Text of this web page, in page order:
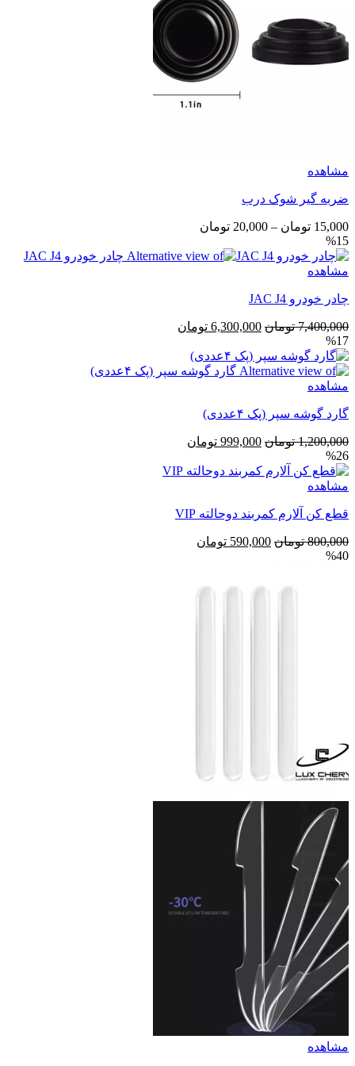
مشاهده
ضربه گیر شوک درب
15,000 تومان –
20,000 تومان
15,000 تومان
%15
مشاهده
چادر خودرو JAC J4
7,400,000 تومان قیمت
7,400,000 تومان
بود.
6,300,000 تومان
است.
%17
مشاهده
گارد گوشه سپر (پک ۴عددی)
1,200,000 تومان قیمت
1,200,000 تومان
999,000 تومان
%26
مشاهده
قطع کن آلارم کمربند دوحالته VIP
800,000 تومان قیمت
بود.
590,000 تومان
%40
مشاهده